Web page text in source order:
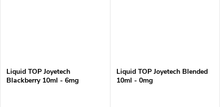
Liquid TOP Joyetech
Blackberry 10ml - 6mg
Liquid TOP Joyetech Blended
10ml - 0mg